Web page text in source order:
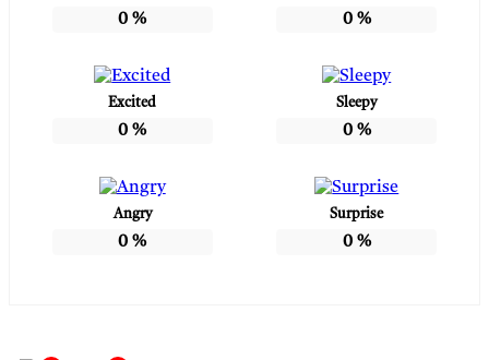
0 % 0%
Excited
0 %
Sleepy
0%
Angry
0 %
Surprise
0%